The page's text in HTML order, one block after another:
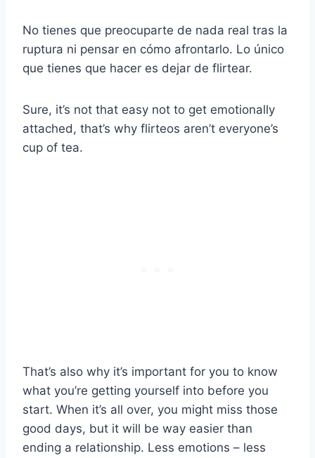
No tienes que preocuparte de nada real tras la
ruptura ni pensar en cómo afrontarlo. Lo único
que tienes que hacer es dejar de flirtear.
Sure, it’s not that easy not to get emotionally
attached, that’s why flirteos aren’t everyone’s
cup of tea.
That’s also why it’s important for you to know
what you’re getting yourself into before you
start. When it’s all over, you might miss those
good days, but it will be way easier than
ending a relationship. Less emotions – less